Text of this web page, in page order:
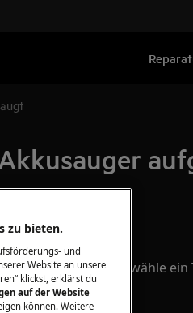
uns
für dich da! Bitte wähle ein
zu bieten.
und
Website an unsere
klickst, erklärst du
auf der Website
können. Weitere